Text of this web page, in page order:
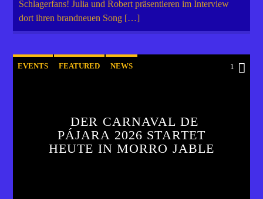
Schlagerfans! Julia und Robert präsentieren im Interview
dort ihren brandneuen Song […]
EVENTS FEATURED NEWS 1
DER CARNAVAL DE
PÁJARA 2026 STARTET
HEUTE IN MORRO JABLE